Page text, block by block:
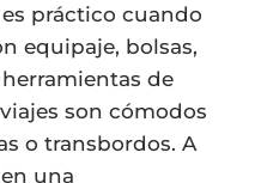
práctico cuando
equipaje, bolsas,
de
son cómodos
o transbordos. A
una